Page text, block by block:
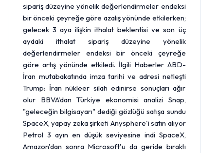
sipariş düzeyine yönelik değerlendirmeler endeksi
bir önceki çeyreğe göre azalış yönünde etkilerken;
gelecek 3 aya ilişkin ithalat beklentisi ve son üç
aydaki ithalat sipariş düzeyine yönelik
değerlendirmeler endeksi bir önceki çeyreğe
göre artış yönünde etkiledi. İlgili Haberler ABD-
İran mutabakatında imza tarihi ve adresi netleşti
Trump: İran nükleer silah edinirse sonuçları ağır
olur BBVA'dan Türkiye ekonomisi analizi Snap,
"geleceğin bilgisayarı" dediği gözlüğü satışa sundu
SpaceX, yapay zeka şirketi Anysphere'i satın alıyor
Petrol 3 ayın en düşük seviyesine indi SpaceX,
Amazon'dan sonra Microsoft'u da geride bıraktı